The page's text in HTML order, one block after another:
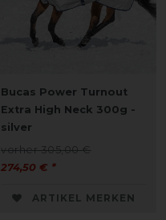
Bucas Power Turnout
Extra High Neck 300g -
silver
vorher 305,00 €
274,50 € *
ARTIKEL MERKEN